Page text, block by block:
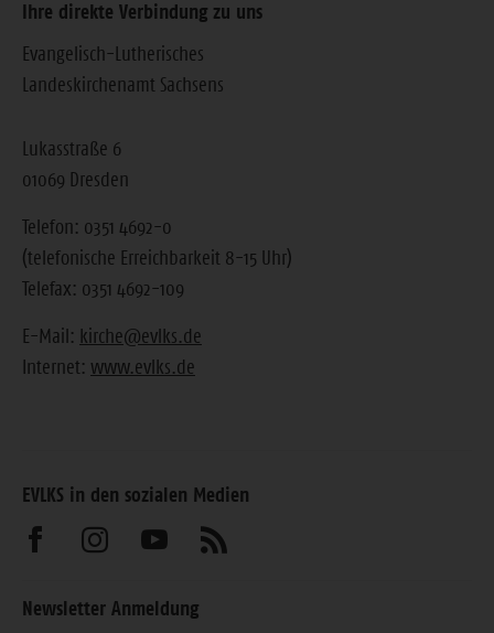
Ihre direkte Verbindung zu uns
Evangelisch-Lutherisches
Landeskirchenamt Sachsens
Lukasstraße 6
01069 Dresden
Telefon: 0351 4692-0
(telefonische Erreichbarkeit 8-15 Uhr)
Telefax: 0351 4692-109
E-Mail: kirche@evlks.de
Internet: www.evlks.de
EVLKS in den sozialen Medien
Besuchen
uns
Besuchen
uns
Besuchen
uns
Abonnieren
Newsletter Anmeldung